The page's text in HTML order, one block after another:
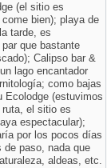
(el sitio es
bien); playa de
tarde, es
que bastante
Calipso bar &
lago encantador
como bajas
Ecolodge (estuvimos
el sitio es
espectacular);
por los pocos días
paso, nada que
aldeas, etc.